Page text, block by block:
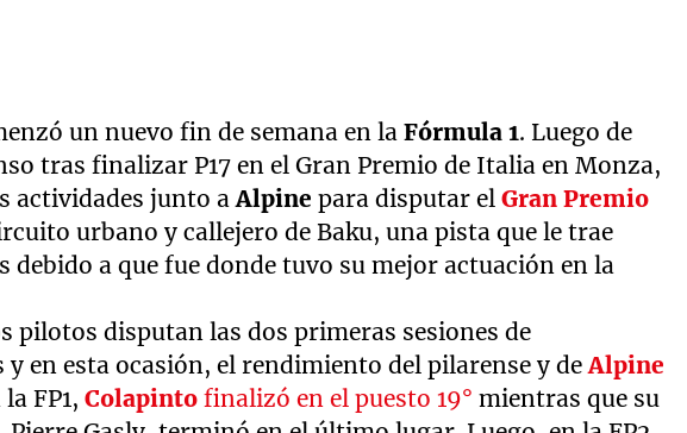
un nuevo fin de semana en laFórmula 1. Luego de
tras finalizar P17 en el Gran Premio de Italia en Monza,
actividades junto aAlpinepara disputar elGran Premio
urbano y callejero de Baku, una pista que le trae
debido a que fue donde tuvo su mejor actuación en la
pilotos disputan las dos primeras sesiones de
en esta ocasión, el rendimiento del pilarense y deAlpine
la FP1,Colapinto finalizó en el puesto 19° mientras que su